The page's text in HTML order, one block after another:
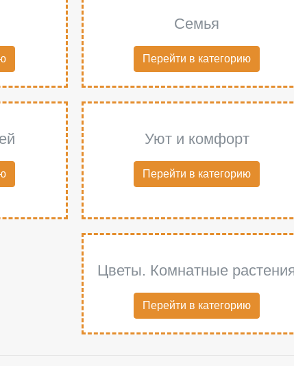
Семья
Перейти в категорию
Уют и комфорт
Перейти в категорию
Цветы. Комнатные
Перейти в категорию